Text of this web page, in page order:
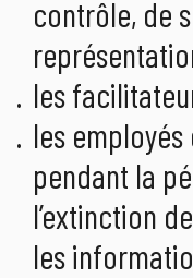
contrôle, de
les
les
pendant la
l’extinction
les